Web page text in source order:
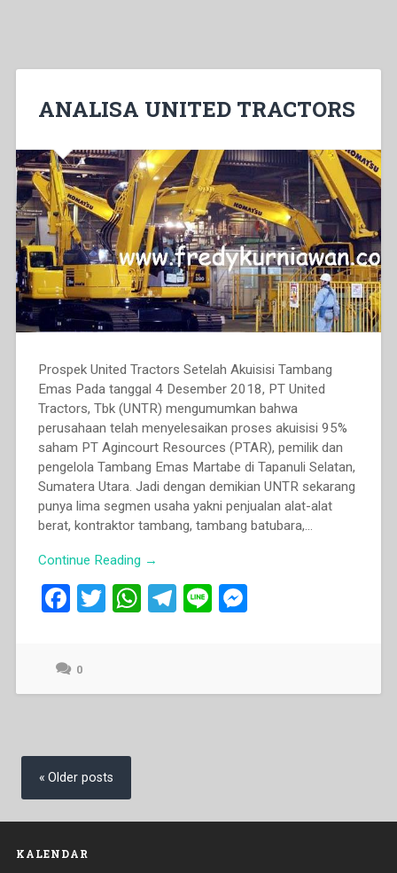
ANALISA UNITED TRACTORS
Prospek United Tractors Setelah Akuisisi Tambang
Emas Pada tanggal 4 Desember 2018, PT United
Tractors, Tbk (UNTR) mengumumkan bahwa
perusahaan telah menyelesaikan proses akuisisi 95%
saham PT Agincourt Resources (PTAR), pemilik dan
pengelola Tambang Emas Martabe di Tapanuli Selatan,
Sumatera Utara. Jadi dengan demikian UNTR sekarang
punya lima segmen usaha yakni penjualan alat-alat
berat, kontraktor tambang, tambang batubara,...
Continue Reading →
F
b
k
T W T Li M
0
Posts
navigation
Older posts
KALENDAR